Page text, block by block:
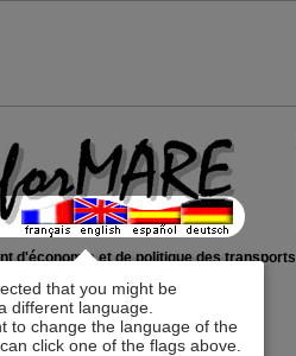
that you might be
different language.
to change the language of the
click one of the flags above.
d'économie et de politique des transports